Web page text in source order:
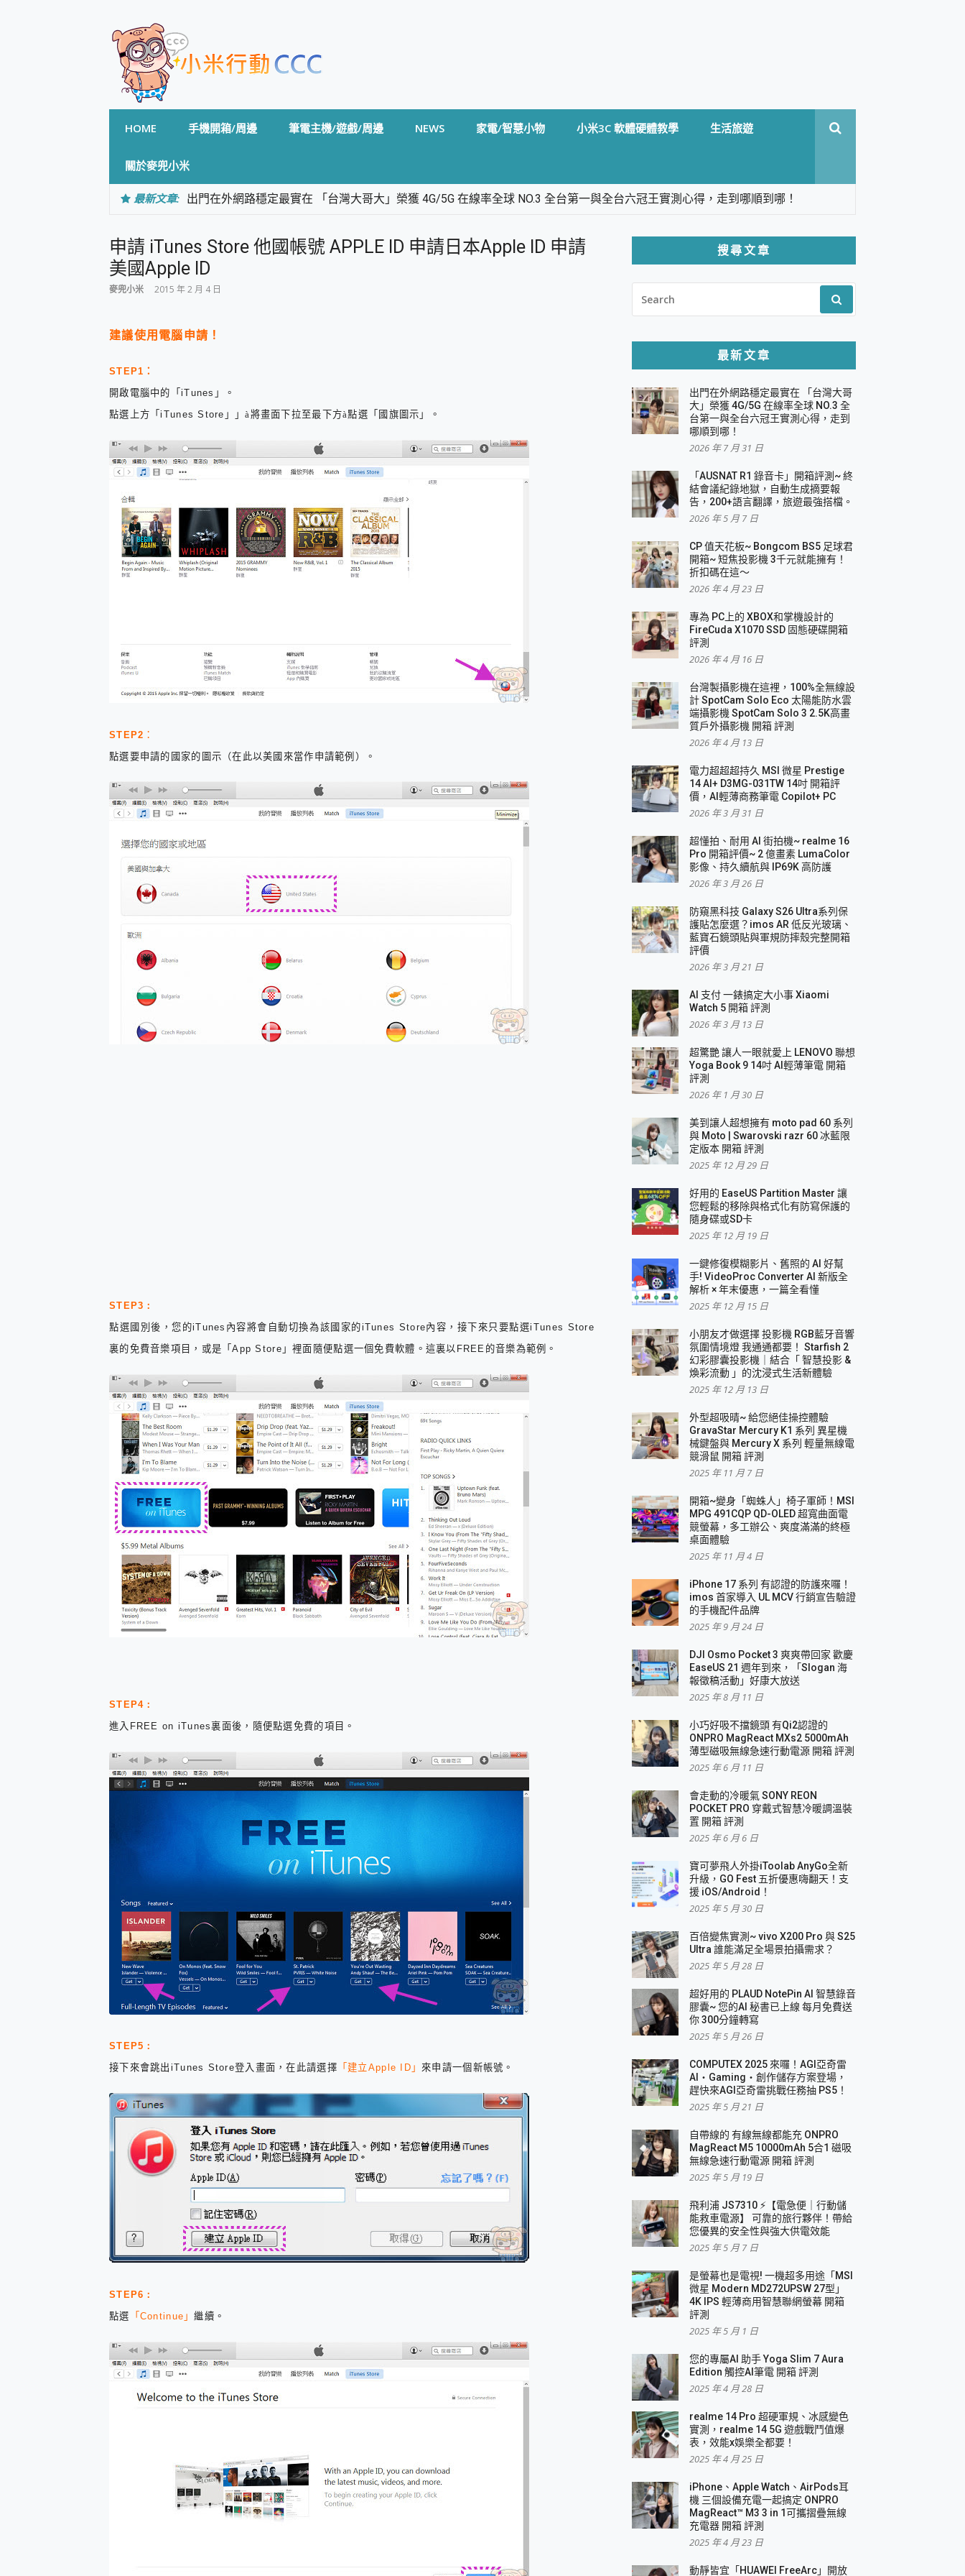
HOME 手機開箱/周邊 筆電主機/遊戲/周邊 NEWS 家電/智慧小物 小米3C 軟體硬體教學 生活旅遊
關於麥兜小米
最新文章: 出門在外網路穩定最實在 「台灣大哥大」榮獲 4G/5G 在線率全球 NO.3 全台第一與全台六冠王實測心得，走到哪順到哪！
專為 PC上的 XBOX和掌機設計的 FireCuda X1070 SSD 固態硬碟開箱 評測
台灣製攝影機在這裡，100%全無線設計 SpotCam Solo Eco 太陽能防水雲端攝影機 SpotCam Solo 3 2.5K高畫質戶外攝影機 開箱 評
測
電力超超超持久 MSI 微星 Prestige 14 AI+ D3MG-031TW 14吋 開箱評價，AI輕薄商務筆電 Copilot+ PC
AI 支付 一錶搞定大小事 Xiaomi Watch 5 開箱 評測
美到讓人超想擁有 moto pad 60 系列 與 Moto | Swarovski razr 60 冰藍限定版本 開箱 評測
好用的 EaseUS Partition Master 讓您輕鬆的移除與格式化有防寫保護的隨身碟或SD卡
一鍵修復模糊影片、舊照的 AI 好幫手! VideoProc Converter AI 新版全解析 × 年末優惠，一篇全看懂
小朋友才做選擇 投影機 RGB藍牙音響 氛圍情境燈 我通通都要！ Starfish 2 幻彩膠囊投影機｜結合「 智慧投影 & 煥彩流動 」的沈浸
外型超吸晴~ 給您絕佳操控體驗 GravaStar Mercury K1 系列 異星機械鍵盤與 Mercury X 系列 輕量無線電競滑鼠 開箱 評測
開箱~變身「蜘蛛人」椅子軍師！MSI MPG 491CQP QD-OLED 超寬曲面電競螢幕，多工辦公、爽度滿滿的終極桌面體驗
iPhone 17 系列 有認證的防護來囉！ imos 首家導入 UL MCV 行銷宣告驗證的手機配件品牌
DJI Osmo Pocket 3 爽爽帶回家 歡慶 EaseUS 21 週年到來，「Slogan 海報徵稿活動」好康大放送
小巧好吸不擋鏡頭 有Qi2認證的 ONPRO MagReact MXs2 5000mAh薄型磁吸無線急速行動電源 開箱 評測
會走動的冷暖氣 SONY REON POCKET PRO 穿戴式智慧冷暖調溫裝置 開箱 評測
寶可夢飛人外掛iToolab AnyGo全新升級，GO Fest 五折優惠嗨翻天！支援 iOS/Android！
百倍變焦實測~ vivo X200 Pro 與 S25 Ultra 誰能滿足全場景拍攝需求？
超好用的 PLAUD NotePin AI 智慧錄音膠囊~ 您的AI 秘書已上線 每月免費送你 300分鐘轉寫
COMPUTEX 2025 來囉！AGI亞奇雷 AI・Gaming・創作儲存方案登場，趕快來AGI亞奇雷挑戰任務抽 PS5！
自帶線的 有線無線都能充 ONPRO MagReact M5 10000mAh 5合1 磁吸無線急速行動電源 開箱 評測
飛利浦 JS7310 ⚡【電急便｜行動儲能救車電源】 可靠的旅行夥伴！帶給您優異的安全性與強大供電效能
是螢幕也是電視! 一機超多用途「MSI微星 Modern MD272UPSW 27型」 4K IPS 輕薄商用智慧聯網螢幕 開箱 評測
您的專屬AI 助手 Yoga Slim 7 Aura Edition 觸控AI筆電 開箱 評測
realme 14 Pro 超硬軍規、冰感變色實測，realme 14 5G 遊戲戰鬥值爆表，效能x娛樂全都要！
iPhone、Apple Watch、AirPods耳機 三個設備充電一起搞定 ONPRO MagReact™ M3 3 in 1可攜摺疊無線充電器 開箱 評測
動靜皆宜「HUAWEI FreeArc」開放式耳掛耳機，無感配戴! 超穩超服貼，音質、通話也很優質
給 MSI Claw 系列電競掌機 最完美的家 MSI Nest Docking Station 掌機專屬擴充底座 開箱 評測
2億 APO蔡司長焦神機降臨~ vivo X200 Pro、vivo X200 就是這麼好拍
EaseUS Vocal Remover 免費線上去聲器一鍵去除人聲 人聲 音樂分離 2024 消除人聲推薦
3 個超值 MHN 飛人工具分享~~ iToolab AnyGo 魔物獵人 Now飛人 ios教學 不出門也可以到處走
小體積 40000mAh 超大容量 一次充5個設備 充好充滿 CUKTECH 酷態科 300W 微型充電站 開箱 評測
97.3% 恢復率，資料救援就是這麼簡單 EaseUS Data Recovery Wizard Free 18.0.0 業界最好的資料救援軟體
磁碟系統大風吹 有了 磁碟管理程式 EaseUS Partition Master 就是這麼簡單
全新 SONY Xperia 1 VI 開箱! 相機實測! 長焦覆蓋更遠更清晰、2日長續航、頂尖影音娛樂效能~
Xiaomi 14 Ultra 開箱 評測~ 有深度的 Leica 影像旗艦手機! 加碼小旗艦 Xiaomi 14 開箱 評測
人像旗艦 vivo V30 系列 開箱 評測! 首搭蔡司光學鏡頭、攝影棚級柔光環、拍攝功能最好玩的美拍神機 vivo V30 Pro
多個願望一次滿足 超強散熱 微星 MSI Claw A1M-026TW 電競掌機 開箱 評測
一吸完美對位 擁有超強吸力與超好用的隱磁支架 O-ONE MAG 最會吸的行動電源 開箱 評測
OPPO 哈蘇 300mm 專業增距鏡實測：Find X9 Ultra 光學長焦隨手拍，紀錄生活就是這麼簡單
Motorola edge 70 pro 及 moto g37 power上市，登錄在送飛利浦氣炸鍋
近八千元的 Soundcore Liberty 5 Pro Max，有螢幕的耳機會是智商稅嗎?
申請 iTunes Store 他國帳號 APPLE ID 申請日本Apple ID 申請
美國Apple ID
麥兜小米 2015 年 2 月 4 日
建議使用電腦申請！
STEP1 ：
開啟電腦中的「iTunes」
。
點選上方「iTunes Store」
」à將畫面下拉至最下方à點選「國旗圖示」 。
STEP2 ：
點選要申請的國家的圖示（在此以美國來當作申請範例）。
STEP3：
點選國別後，您的iTunes內容將會自動切換為該國家的iTunes Store內容，接下來只要點選iTunes Store
裏的免費音樂項目，或是「App Store」裡面隨便點選一個免費軟體 。這裏以FREE的音樂為範例。
STEP4：
進入FREE on iTunes裏面後，隨便點選免費的項目。
STEP5：
接下來會跳出iTunes Store登入畫面，在此請選擇 「建立Apple ID」 來申請一個新帳號。
STEP6：
點選
「Continue」繼續。
搜尋文章
FOR:
最新文章
出門在外網路穩定最實在 「台灣大哥
大」榮獲 4G/5G 在線率全球 NO.3 全
台第一與全台六冠王實測心得，走到
哪順到哪！
2026 年 7 月 31 日
「AUSNAT R1 錄音卡」開箱評測~ 終
結會議紀錄地獄，自動生成摘要報
告，200+語言翻譯，旅遊最強搭檔。
2026 年 5 月 7 日
CP 值天花板~ Bongcom BS5 足球君
開箱~ 短焦投影機 3千元就能擁有！
折扣碼在這～
2026 年 4 月 23 日
專為 PC上的 XBOX和掌機設計的
FireCuda X1070 SSD 固態硬碟開箱
評測
2026 年 4 月 16 日
台灣製攝影機在這裡，100%全無線設
計 SpotCam Solo Eco 太陽能防水雲
端攝影機 SpotCam Solo 3 2.5K高畫
質戶外攝影機 開箱 評測
2026 年 4 月 13 日
電力超超超持久 MSI 微星 Prestige
14 AI+ D3MG-031TW 14吋 開箱評
價，AI輕薄商務筆電 Copilot+ PC
2026 年 3 月 31 日
超懂拍、耐用 AI 街拍機~ realme 16
Pro 開箱評價~ 2 億畫素 LumaColor
影像、持久續航與 IP69K 高防護
2026 年 3 月 26 日
防窺黑科技 Galaxy S26 Ultra系列保
護貼怎麼選？imos AR 低反光玻璃、
藍寶石鏡頭貼與軍規防摔殼完整開箱
評價
2026 年 3 月 21 日
AI 支付 一錶搞定大小事 Xiaomi
Watch 5 開箱 評測
2026 年 3 月 13 日
超驚艷 讓人一眼就愛上 LENOVO 聯想
Yoga Book 9 14吋 AI輕薄筆電 開箱
評測
2026 年 1 月 30 日
美到讓人超想擁有 moto pad 60 系列
與 Moto | Swarovski razr 60 冰藍限
定版本 開箱 評測
2025 年 12 月 29 日
好用的 EaseUS Partition Master 讓
您輕鬆的移除與格式化有防寫保護的
隨身碟或SD卡
2025 年 12 月 19 日
一鍵修復模糊影片、舊照的 AI 好幫
手! VideoProc Converter AI 新版全
解析 × 年末優惠，一篇全看懂
2025 年 12 月 15 日
小朋友才做選擇 投影機 RGB藍牙音響
氛圍情境燈 我通通都要！ Starfish 2
幻彩膠囊投影機｜結合「 智慧投影 &
煥彩流動 」的沈浸式生活新體驗
2025 年 12 月 13 日
外型超吸晴~ 給您絕佳操控體驗
GravaStar Mercury K1 系列 異星機
械鍵盤與 Mercury X 系列 輕量無線電
競滑鼠 開箱 評測
2025 年 11 月 7 日
開箱~變身「蜘蛛人」椅子軍師！MSI
MPG 491CQP QD-OLED 超寬曲面電
競螢幕，多工辦公、爽度滿滿的終極
桌面體驗
2025 年 11 月 4 日
iPhone 17 系列 有認證的防護來囉！
imos 首家導入 UL MCV 行銷宣告驗證
的手機配件品牌
2025 年 9 月 24 日
DJI Osmo Pocket 3 爽爽帶回家 歡慶
EaseUS 21 週年到來，「Slogan 海
報徵稿活動」好康大放送
2025 年 8 月 11 日
小巧好吸不擋鏡頭 有Qi2認證的
ONPRO MagReact MXs2 5000mAh
薄型磁吸無線急速行動電源 開箱 評測
2025 年 6 月 11 日
會走動的冷暖氣 SONY REON
POCKET PRO 穿戴式智慧冷暖調溫裝
置 開箱 評測
2025 年 6 月 6 日
寶可夢飛人外掛iToolab AnyGo全新
升級，GO Fest 五折優惠嗨翻天！支
援 iOS/Android！
2025 年 5 月 30 日
百倍變焦實測~ vivo X200 Pro 與 S25
Ultra 誰能滿足全場景拍攝需求？
2025 年 5 月 28 日
超好用的 PLAUD NotePin AI 智慧錄音
膠囊~ 您的AI 秘書已上線 每月免費送
你 300分鐘轉寫
2025 年 5 月 26 日
COMPUTEX 2025 來囉！AGI亞奇雷
AI・Gaming・創作儲存方案登場，
趕快來AGI亞奇雷挑戰任務抽 PS5！
2025 年 5 月 21 日
自帶線的 有線無線都能充 ONPRO
MagReact M5 10000mAh 5合1 磁吸
無線急速行動電源 開箱 評測
2025 年 5 月 19 日
飛利浦 JS7310 ⚡【電急便｜行動儲
能救車電源】 可靠的旅行夥伴！帶給
您優異的安全性與強大供電效能
2025 年 5 月 7 日
是螢幕也是電視! 一機超多用途「MSI
微星 Modern MD272UPSW 27型」
4K IPS 輕薄商用智慧聯網螢幕 開箱
評測
2025 年 5 月 1 日
您的專屬AI 助手 Yoga Slim 7 Aura
Edition 觸控AI筆電 開箱 評測
2025 年 4 月 28 日
realme 14 Pro 超硬軍規、冰感變色
實測，realme 14 5G 遊戲戰鬥值爆
表，效能x娛樂全都要！
2025 年 4 月 25 日
iPhone、Apple Watch、AirPods耳
機 三個設備充電一起搞定 ONPRO
MagReact™ M3 3 in 1可攜摺疊無線
充電器 開箱 評測
2025 年 4 月 23 日
動靜皆宜「HUAWEI FreeArc」開放